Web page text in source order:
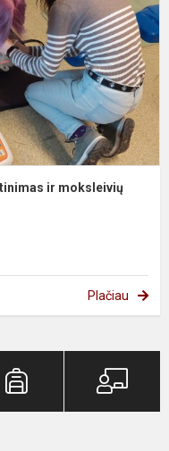
ir moksleivių
Plačiau